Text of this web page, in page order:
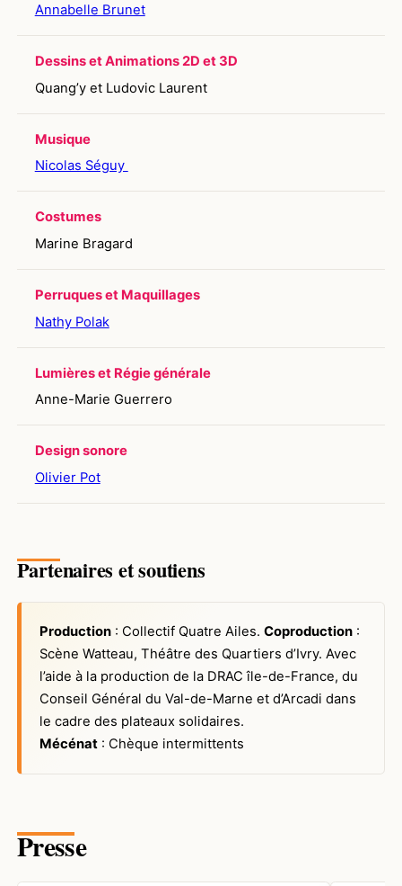
Annabelle Brunet
Dessins et Animations 2D et 3D
Quang’y et Ludovic Laurent
Musique
Nicolas Séguy
Costumes
Marine Bragard
Perruques et Maquillages
Nathy Polak
Lumières et Régie générale
Anne-Marie Guerrero
Design sonore
Olivier Pot
Partenaires et soutiens
Production: Collectif Quatre Ailes. Coproduction:
Scène Watteau, Théâtre des Quartiers d’Ivry. Avec
l’aide à la production de la DRAC île-de-France, du
Conseil Général du Val-de-Marne et d’Arcadi dans
le cadre des plateaux solidaires.
Mécénat: Chèque intermittents
Presse